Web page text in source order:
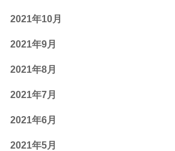
2021年10月
2021年9月
2021年8月
2021年7月
2021年6月
2021年5月